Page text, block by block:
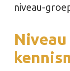
niveau-
Niveau